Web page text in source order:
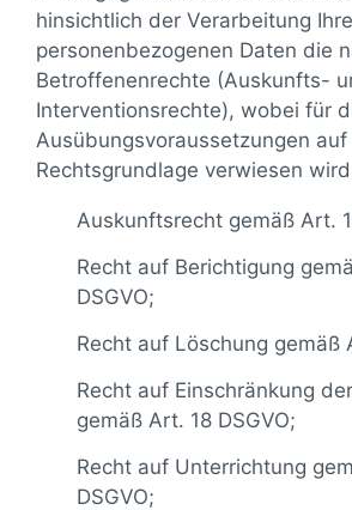
hinsichtlich der Verarbeitung
personenbezogenen Daten die
Betroffenenrechte (Auskunfts-
Interventionsrechte), wobei für
Ausübungsvoraussetzungen
Rechtsgrundlage verwiesen
Auskunftsrecht gemäß Art.
Recht auf Berichtigung
DSGVO;
Recht auf Löschung gemäß
Recht auf Einschränkung
gemäß Art. 18 DSGVO;
Recht auf Unterrichtung
DSGVO;